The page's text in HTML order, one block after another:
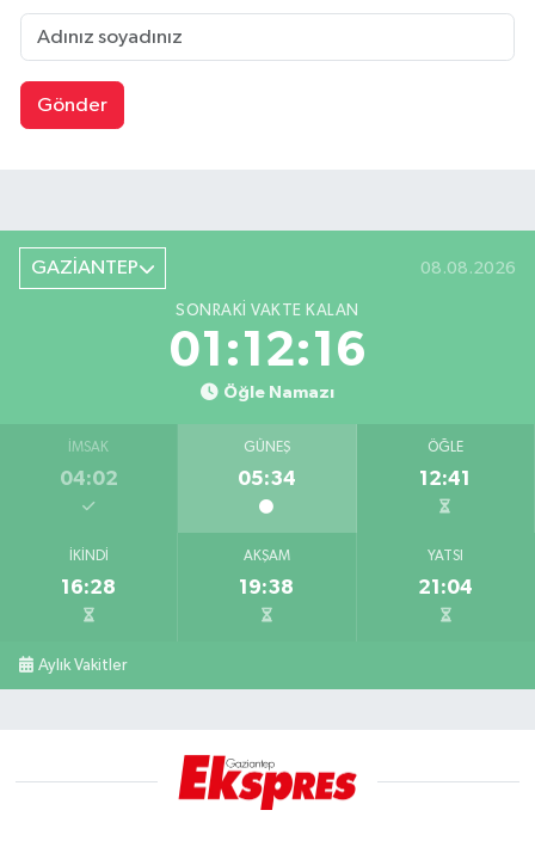
Gönder
GAZİANTEP 08.08.2026
SONRAKI VAKTE KALAN
01:12:15
Öğle Namazı
İMSAK
04:02
GÜNEŞ
05:34
ÖĞLE
12:41
İKINDI
16:28
AKŞAM
19:38
YATSI
21:04
Aylık Vakitler